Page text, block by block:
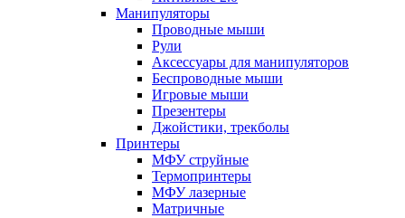
Манипуляторы
Проводные мыши
Рули
Аксессуары для манипуляторов
Беспроводные мыши
Игровые мыши
Презентеры
Джойстики, трекболы
Принтеры
МФУ струйные
Термопринтеры
МФУ лазерные
Матричные